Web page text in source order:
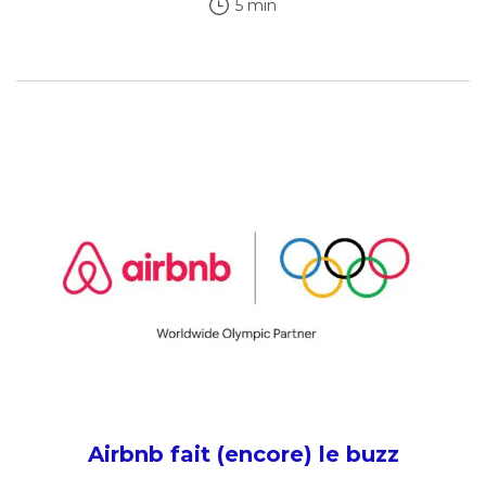
5 min
Airbnb fait (encore) le buzz